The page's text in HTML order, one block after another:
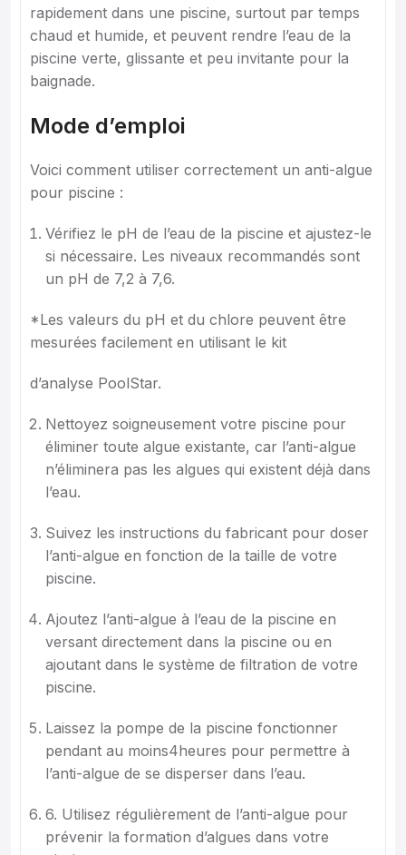
rapidement dans une piscine, surtout par temps
chaud et humide, et peuvent rendre l’eau de la
piscine verte, glissante et peu invitante pour la
baignade.
Mode d’emploi
Voici comment utiliser correctement un anti-algue
pour piscine :
Vérifiez le pH de l’eau de la piscine et ajustez-le
si nécessaire. Les niveaux recommandés sont
un pH de 7,2 à 7,6.
*Les valeurs du pH et du chlore peuvent être
mesurées facilement en utilisant le kit
d’analyse PoolStar.
Nettoyez soigneusement votre piscine pour
éliminer toute algue existante, car l’anti-algue
n’éliminera pas les algues qui existent déjà dans
l’eau.
Suivez les instructions du fabricant pour doser
l’anti-algue en fonction de la taille de votre
piscine.
Ajoutez l’anti-algue à l’eau de la piscine en
versant directement dans la piscine ou en
ajoutant dans le système de filtration de votre
piscine.
Laissez la pompe de la piscine fonctionner
pendant au moins4heures pour permettre à
l’anti-algue de se disperser dans l’eau.
6. Utilisez régulièrement de l’anti-algue pour
prévenir la formation d’algues dans votre